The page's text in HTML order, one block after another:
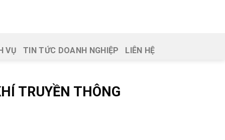
VỤ TIN TỨC DOANH NGHIỆP LIÊN HỆ
TRUYỀN THÔNG